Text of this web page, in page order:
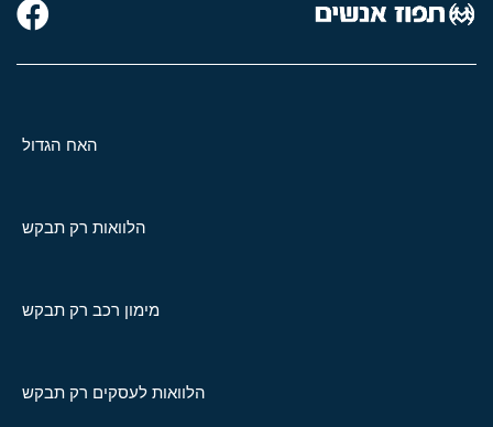
האח הגדול
הלוואות רק תבקש
מימון רכב רק תבקש
הלוואות לעסקים רק תבקש